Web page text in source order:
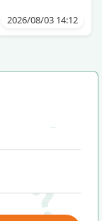
ან
2026/08/03 14:12